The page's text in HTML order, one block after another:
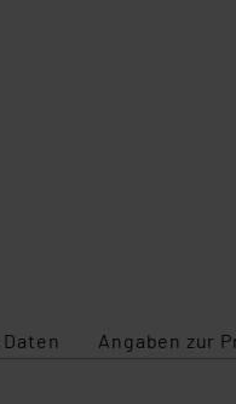
Angaben zur